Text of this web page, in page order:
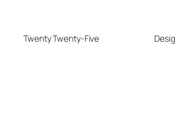
Twenty Twenty-Five